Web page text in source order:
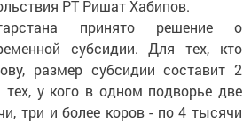
РТ Ришат Хабипов.
принято решение о
субсидии. Для тех, кто
размер субсидии составит 2
у кого в одном подворье две
три и более коров - по 4 тысячи